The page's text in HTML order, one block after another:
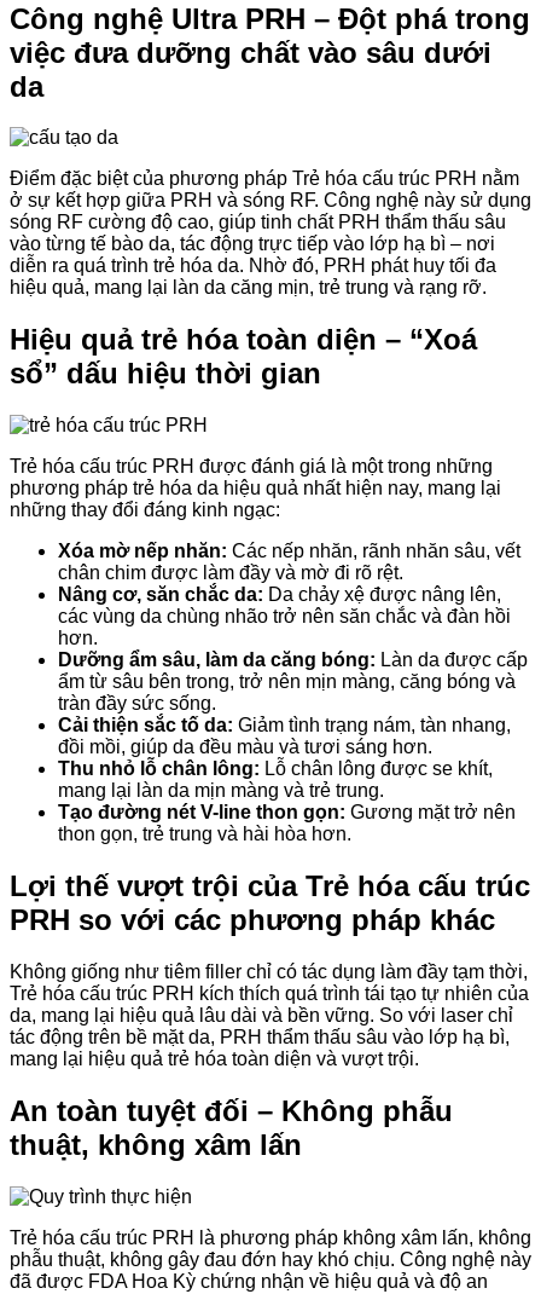
Công nghệ Ultra PRH – Đột phá trong
việc đưa dưỡng chất vào sâu dưới
da
Điểm đặc biệt của phương pháp Trẻ hóa cấu trúc PRH nằm
ở sự kết hợp giữa PRH và sóng RF. Công nghệ này sử dụng
sóng RF cường độ cao, giúp tinh chất PRH thẩm thấu sâu
vào từng tế bào da, tác động trực tiếp vào lớp hạ bì – nơi
diễn ra quá trình trẻ hóa da. Nhờ đó, PRH phát huy tối đa
hiệu quả, mang lại làn da căng mịn, trẻ trung và rạng rỡ.
Hiệu quả trẻ hóa toàn diện – “Xoá
sổ” dấu hiệu thời gian
Trẻ hóa cấu trúc PRH được đánh giá là một trong những
phương pháp trẻ hóa da hiệu quả nhất hiện nay, mang lại
những thay đổi đáng kinh ngạc:
Xóa mờ nếp nhăn: Các nếp nhăn, rãnh nhăn sâu, vết
chân chim được làm đầy và mờ đi rõ rệt.
Nâng cơ, săn chắc da: Da chảy xệ được nâng lên,
các vùng da chùng nhão trở nên săn chắc và đàn hồi
hơn.
Dưỡng ẩm sâu, làm da căng bóng: Làn da được cấp
ẩm từ sâu bên trong, trở nên mịn màng, căng bóng và
tràn đầy sức sống.
Cải thiện sắc tố da: Giảm tình trạng nám, tàn nhang,
đồi mồi, giúp da đều màu và tươi sáng hơn.
Thu nhỏ lỗ chân lông: Lỗ chân lông được se khít,
mang lại làn da mịn màng và trẻ trung.
Tạo đường nét V-line thon gọn: Gương mặt trở nên
thon gọn, trẻ trung và hài hòa hơn.
Lợi thế vượt trội của Trẻ hóa cấu trúc
PRH so với các phương pháp khác
Không giống như tiêm filler chỉ có tác dụng làm đầy tạm thời,
Trẻ hóa cấu trúc PRH kích thích quá trình tái tạo tự nhiên của
da, mang lại hiệu quả lâu dài và bền vững. So với laser chỉ
tác động trên bề mặt da, PRH thẩm thấu sâu vào lớp hạ bì,
mang lại hiệu quả trẻ hóa toàn diện và vượt trội.
An toàn tuyệt đối – Không phẫu
thuật, không xâm lấn
Trẻ hóa cấu trúc PRH là phương pháp không xâm lấn, không
phẫu thuật, không gây đau đớn hay khó chịu. Công nghệ này
đã được FDA Hoa Kỳ chứng nhận về hiệu quả và độ an